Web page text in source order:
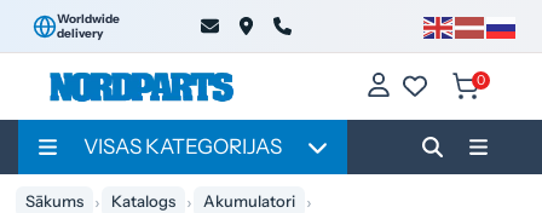
Worldwide
delivery
0
VISAS KATEGORIJAS
Sākums Katalogs
Akumulatori